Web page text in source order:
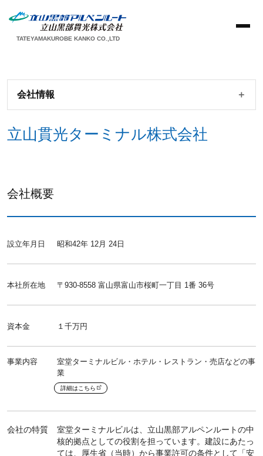
TATEYAMAKUROBE KANKO CO.,LTD
会社情報
立山貫光ターミナル株式会社
会社概要
設立年月日 昭和42年 12月 24日
本社所在地 〒930-8558 富山県富山市桜町一丁目 1番 36号
資本金 １千万円
事業内容
室堂ターミナルビル・ホテル・レストラン・売店などの事
業
詳細はこちら
会社の特質
室堂ターミナルビルは、立山黒部アルペンルートの中
核的拠点としての役割を担っています。建設にあたっ
ては、厚生省（当時）から事業許可の条件として「安